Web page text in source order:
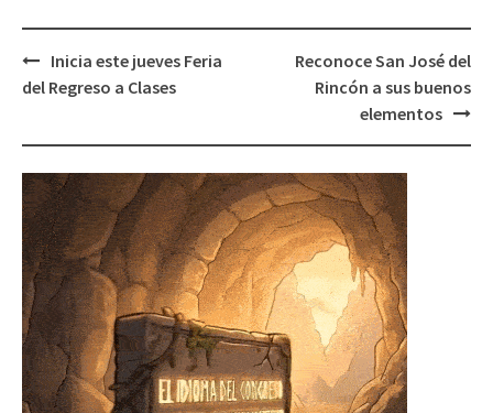
Post
navigation
Inicia este jueves Feria
del Regreso a Clases
Reconoce San José del
Rincón a sus buenos
elementos